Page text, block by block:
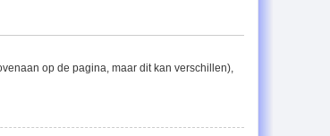
op de pagina, maar dit kan verschillen),